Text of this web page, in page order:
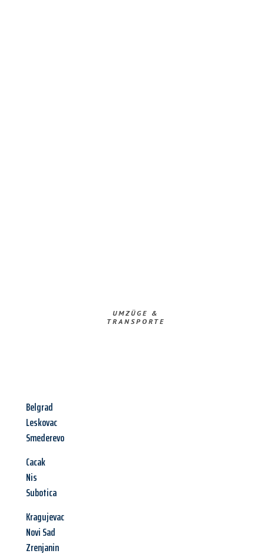
UMZÜGE &
TRANSPORTE
Belgrad
Leskovac
Smederevo
Cacak
Nis
Subotica
Kragujevac
Novi Sad
Zrenjanin